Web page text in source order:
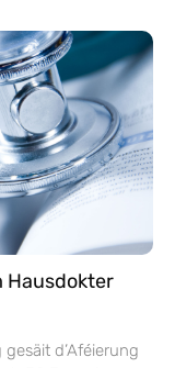
Hausdokter
d’Aféierung